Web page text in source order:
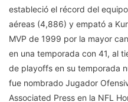
estableció el récord del
aéreas (4,886) y empató a
MVP de 1999 por la mayor
en una temporada con 41, al
de playoffs en su temporada
fue nombrado Jugador
Associated Press en la NFL